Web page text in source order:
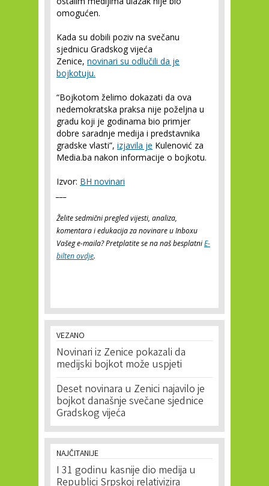
omogućen.
Kada su dobili poziv na svečanu
sjednicu Gradskog vijeća
Zenice, novinari su odlučili da je
bojkotuju.
“Bojkotom želimo dokazati da ova
nedemokratska praksa nije poželjna u
gradu koji je godinama bio primjer
dobre saradnje medija i predstavnika
gradske vlasti”, izjavila je Kulenović za
Media.ba nakon informacije o bojkotu.
Izvor: BH novinari
Želite sedmični pregled vijesti, analiza,
komentara i edukacija za novinare u Inboxu
Vašeg e-maila? Pretplatite se na naš besplatniE-
bilten ovdje.
VEZANO
Novinari iz Zenice pokazali da
medijski bojkot može uspjeti
Deset novinara u Zenici najavilo je
bojkot današnje svečane sjednice
Gradskog vijeća
NAJČITANIJE
I 31 godinu kasnije dio medija u